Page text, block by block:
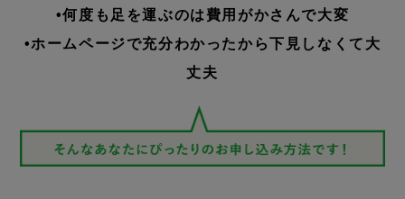
•何度も足を運ぶのは費用がかさんで大変
•ホームページで充分わかったから下見しなくて大
丈夫